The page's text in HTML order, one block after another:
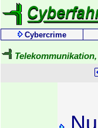
Cybercrime